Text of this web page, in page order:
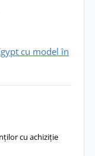
cu model în
cu achiziție